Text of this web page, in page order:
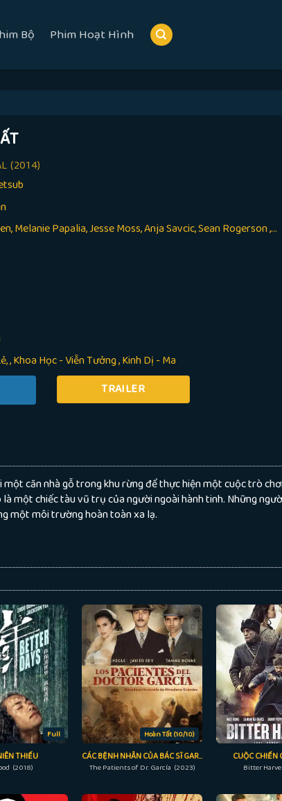
Bộ Phim Hoạt Hình
(2014)
Melanie Papalia, Jesse Moss, Anja Savcic, Sean Rogerson ,...
,Khoa Học - Viễn Tưởng,Kinh Dị - Ma
TRAILER
một căn nhà gỗ trong khu rừng để thực hiện một cuộc trò
một chiếc tàu vũ trụ của người ngoài hành tinh. Những
một môi trường hoàn toàn xa lạ.
Full
THIẾU
(2018)
Hoàn Tất (10/10)
CÁC BỆNH NHÂN CỦA BÁC SĨ GARCÍA
The Patients of Dr. García (2023)
CUỘC CHIẾN
Bitter